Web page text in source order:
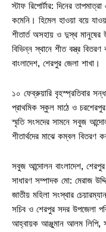
স্টাফ রিপোর্টার: দিনের
কমেনি। হিমেল হাওয়া বয়ে
শীতার্ত অসহায় ও দুস্থ মানুষের
বিভিন্ন স্থানে শীত বস্ত্র
বাংলাদেশ, শেরপুর জেলা শাখা।
১০ ফেব্রুয়ারি বৃহস্প্রতিবার
প্রাথমিক স্কুল মাঠে ও চরশেরপুর
স্মৃতি সংসদের সামনে সবুজ
শীতার্থদের মাঝে কম্বল বিতরণ
সবুজ আন্দোলন বাংলাদেশ,
সাধারণ সম্পাদক মো: মেরাজ
জাতীয় মহিলা সংস্থার
সচিব ও শেরপুর সদর উপজেলা
আহ্বায়ক আঞ্জুমান আলম লিপি,